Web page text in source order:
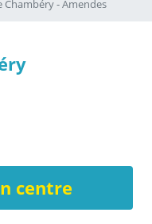
Chambéry - Amendes
centre